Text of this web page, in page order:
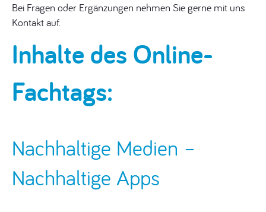
Bei Fragen oder Ergänzungen nehmen Sie gerne mit uns
Kontakt auf.
Inhalte des Online-
Fachtags:
Nachhaltige Medien –
Nachhaltige Apps